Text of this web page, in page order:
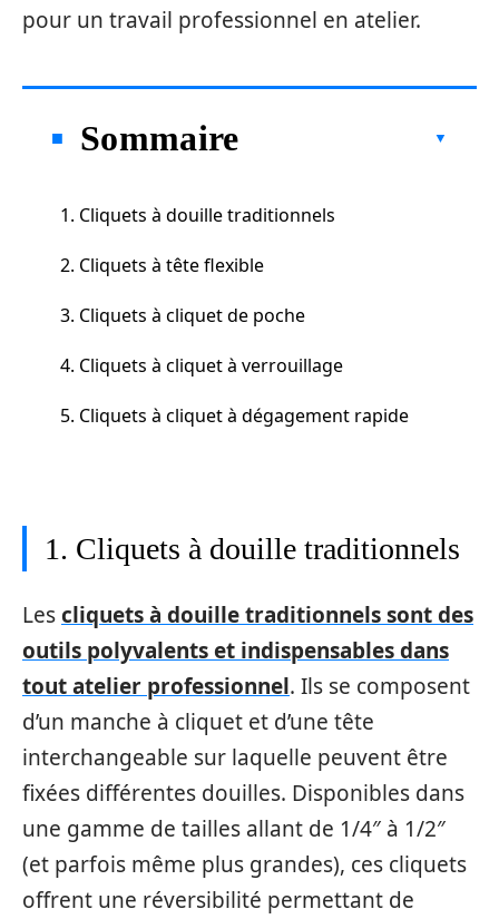
pour un travail professionnel en atelier.
Sommaire
1. Cliquets à douille traditionnels
2. Cliquets à tête flexible
3. Cliquets à cliquet de poche
4. Cliquets à cliquet à verrouillage
5. Cliquets à cliquet à dégagement rapide
1. Cliquets à douille traditionnels
Lescliquets à douille traditionnels sont des
outils polyvalents et indispensables dans
tout atelier professionnel. Ils se composent
d’un manche à cliquet et d’une tête
interchangeable sur laquelle peuvent être
fixées différentes douilles. Disponibles dans
une gamme de tailles allant de 1/4″ à 1/2″
(et parfois même plus grandes), ces cliquets
offrent une réversibilité permettant de